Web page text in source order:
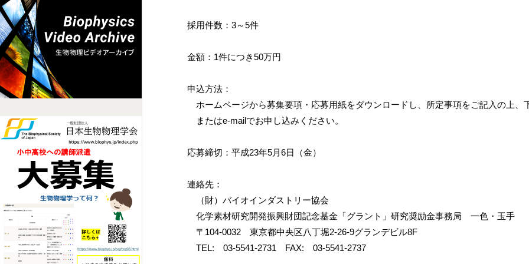
採用件数：3～5件
金額：1件につき50万円
申込方法：
ホームページから募集要項・応募用紙をダウンロードし、所定事項をご記入の上、
またはe-mailでお申し込みください。
応募締切：平成23年5月6日（金）
連絡先：
（財）バイオインダストリー協会
化学素材研究開発振興財団記念基金「グラント」研究奨励金事務局 一色・玉手
〒104-0032 東京都中央区八丁堀2-26-9グランデビル8F
TEL: 03-5541-2731 FAX: 03-5541-2737